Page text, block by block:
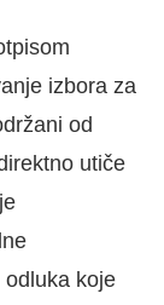
izbora za
od
utiče
koje